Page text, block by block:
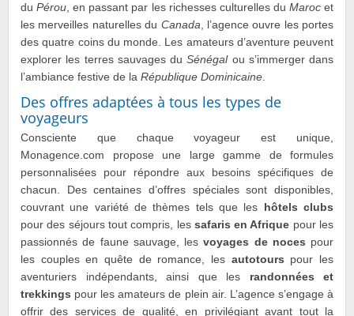
duPérou, en passant par les richesses culturelles du Marocet
les merveilles naturelles du Canada, l’agence ouvre les portes
des quatre coins du monde. Les amateurs d’aventure peuvent
explorer les terres sauvages duSénégalou s’immerger dans
l’ambiance festive de la République Dominicaine.
Des offres adaptées à tous les types de
voyageurs
Consciente que chaque voyageur est unique,
Monagence.com propose une large gamme de formules
personnalisées pour répondre aux besoins spécifiques de
chacun. Des centaines d’offres spéciales sont disponibles,
couvrant une variété de thèmes tels que les
hôtels clubs
pour des séjours tout compris, les safaris en Afrique pour les
passionnés de faune sauvage, lesvoyages de noces pour
les couples en quête de romance, les autotours pour les
aventuriers indépendants, ainsi que les randonnées et
trekkings pour les amateurs de plein air. L’agence s’engage à
offrir des services de qualité, en privilégiant avant tout la